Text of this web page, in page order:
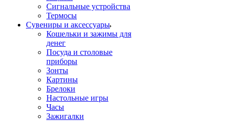
Сигнальные устройства
Термосы
Сувениры и аксессуары
Кошельки и зажимы для
денег
Посуда и столовые
приборы
Зонты
Картины
Брелоки
Настольные игры
Часы
Зажигалки